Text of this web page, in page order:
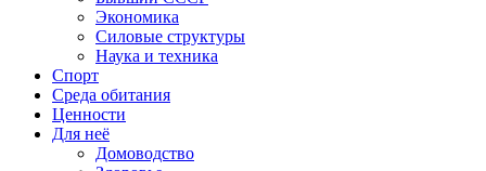
Экономика
Силовые структуры
Наука и техника
Спорт
Среда обитания
Ценности
Для неё
Домоводство